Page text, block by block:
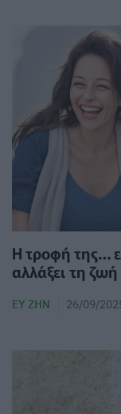
Η τροφή της…
αλλάξει τη
ΕΥ ΖΗΝ 26/09/